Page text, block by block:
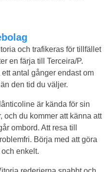
och trafikeras för tillfället
en färja till Terceira/P.
antal gånger endast om
den tid du väljer.
är kända för sin
och du kommer att känna att
ombord. Att resa till
Börja med att göra
enkelt.